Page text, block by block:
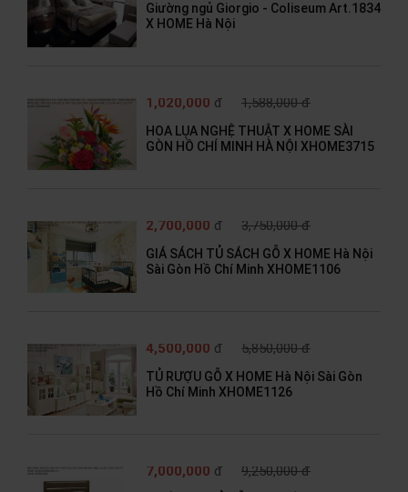
Giường ngủ Giorgio - Coliseum Art.1834
X HOME Hà Nội
1,020,000 đ 1,588,000 đ
HOA LỤA NGHỆ THUẬT X HOME SÀI
GÒN HỒ CHÍ MINH HÀ NỘI XHOME3715
2,700,000 đ 3,750,000 đ
GIÁ SÁCH TỦ SÁCH GỖ X HOME Hà Nội
Sài Gòn Hồ Chí Minh XHOME1106
4,500,000 đ 5,850,000 đ
TỦ RƯỢU GỖ X HOME Hà Nội Sài Gòn
Hồ Chí Minh XHOME1126
7,000,000 đ 9,250,000 đ